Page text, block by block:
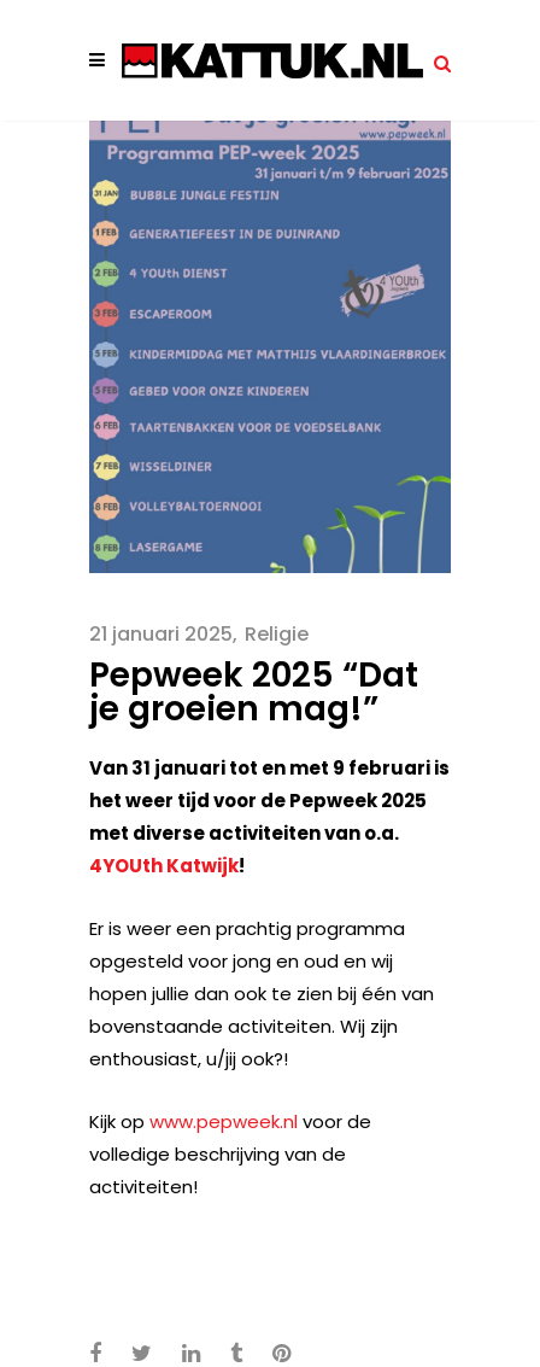
21 januari 2025 Religie
Pepweek 2025 “Dat
je groeien mag!”
Van 31 januari tot en met 9 februari is
het weer tijd voor de Pepweek 2025
met diverse activiteiten van o.a.
4YOUth Katwijk!
Er is weer een prachtig programma
opgesteld voor jong en oud en wij
hopen jullie dan ook te zien bij één van
bovenstaande activiteiten. Wij zijn
enthousiast, u/jij ook?!
Kijk op www.pepweek.nlvoor de
volledige beschrijving van de
activiteiten!